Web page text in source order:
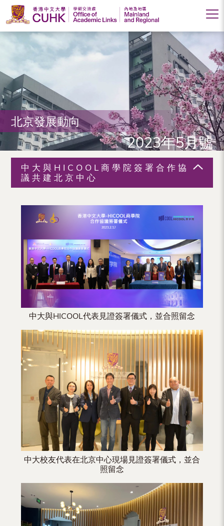
香
港
中
文
大
學
學
術
（內
區）
北京發展動向
2023年5月號
中大與HICOOL商學院簽署合作協
議共建北京中心
中大與HICOOL代表見證簽署儀式，並合照留念
中大校友代表在北京中心現場見證簽署儀式，並合
照留念